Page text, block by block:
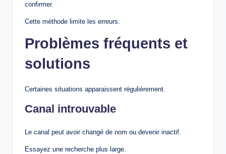
confirmer.
Cette méthode limite les erreurs.
Problèmes fréquents et
solutions
Certaines situations apparaissent régulièrement.
Canal introuvable
Le canal peut avoir changé de nom ou devenir inactif.
Essayez une recherche plus large.